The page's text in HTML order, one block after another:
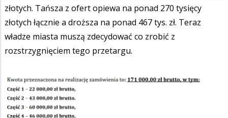
złotych. Tańsza z ofert opiewa na ponad 270 tysięcy
złotych łącznie a droższa na ponad 467 tys. zł. Teraz
władze miasta muszą zdecydować co zrobić z
rozstrzygnięciem tego przetargu.